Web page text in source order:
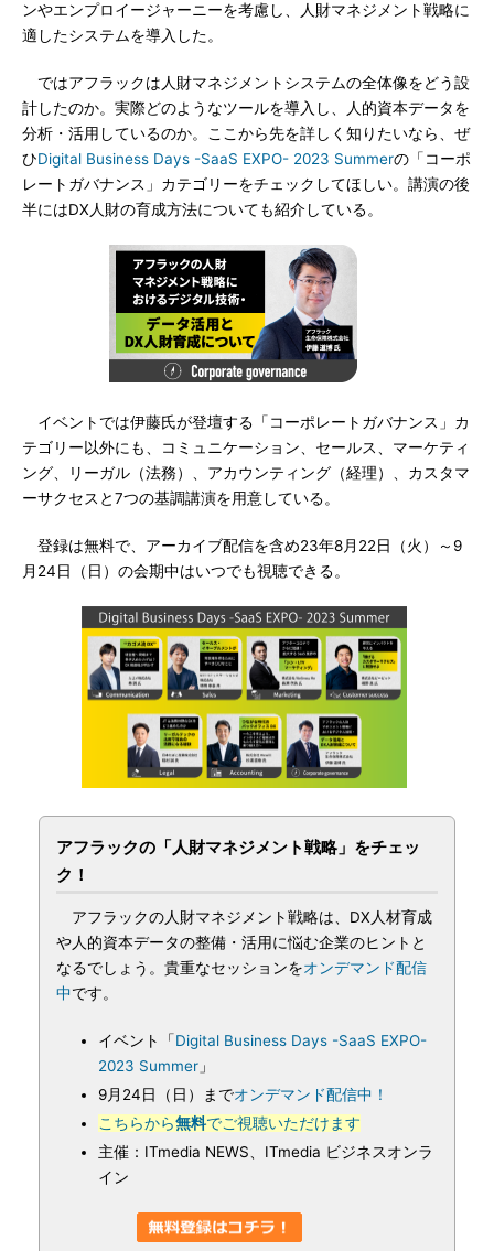
ンやエンプロイージャーニーを考慮し、人財マネジメント戦略に
適したシステムを導入した。
ではアフラックは人財マネジメントシステムの全体像をどう設
計したのか。実際どのようなツールを導入し、人的資本データを
分析・活用しているのか。ここから先を詳しく知りたいなら、ぜ
ひDigital Business Days -SaaS EXPO- 2023 Summerの「コーポ
レートガバナンス」カテゴリーをチェックしてほしい。講演の後
半にはDX人財の育成方法についても紹介している。
イベントでは伊藤氏が登壇する「コーポレートガバナンス」カ
テゴリー以外にも、コミュニケーション、セールス、マーケティ
ング、リーガル（法務）、アカウンティング（経理）、カスタマ
ーサクセスと7つの基調講演を用意している。
登録は無料で、アーカイブ配信を含め23年8月22日（火）～9
月24日（日）の会期中はいつでも視聴できる。
アフラックの「人財マネジメント戦略」をチェッ
ク！
アフラックの人財マネジメント戦略は、DX人材育成
や人的資本データの整備・活用に悩む企業のヒントと
なるでしょう。貴重なセッションをオンデマンド配信
中です。
イベント「Digital Business Days -SaaS EXPO-
2023 Summer 」
9月24日（日）までオンデマンド配信中！
こちらから無料でご視聴いただけます
主催：ITmedia NEWS、ITmedia ビジネスオンラ
イン